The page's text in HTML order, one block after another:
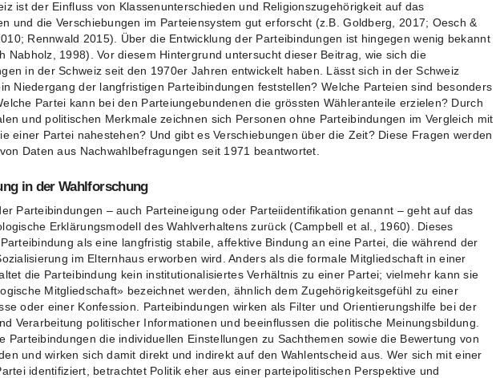
ist der Einfluss von Klassenunterschieden und Religionszugehörigkeit auf das
und die Verschiebungen im Parteiensystem gut erforscht (z.B. Goldberg, 2017; Oesch &
Rennwald 2015). Über die Entwicklung der Parteibindungen ist hingegen wenig bekannt
Nabholz, 1998). Vor diesem Hintergrund untersucht dieser Beitrag, wie sich die
in der Schweiz seit den 1970er Jahren entwickelt haben. Lässt sich in der Schweiz
Niedergang der langfristigen Parteibindungen feststellen? Welche Parteien sind besonders
Partei kann bei den Parteiungebundenen die grössten Wähleranteile erzielen? Durch
und politischen Merkmale zeichnen sich Personen ohne Parteibindungen im Vergleich mit
einer Partei nahestehen? Und gibt es Verschiebungen über die Zeit? Diese Fragen werden
Daten aus Nachwahlbefragungen seit 1971 beantwortet.
in der Wahlforschung
Parteibindungen – auch Parteineigung oder Parteiidentifikation genannt – geht auf das
Erklärungsmodell des Wahlverhaltens zurück (Campbell et al., 1960). Dieses
als eine langfristig stabile, affektive Bindung an eine Partei, die während der
im Elternhaus erworben wird. Anders als die formale Mitgliedschaft in einer
die Parteibindung kein institutionalisiertes Verhältnis zu einer Partei; vielmehr kann sie
Mitgliedschaft» bezeichnet werden, ähnlich dem Zugehörigkeitsgefühl zu einer
oder einer Konfession. Parteibindungen wirken als Filter und Orientierungshilfe bei der
Verarbeitung politischer Informationen und beeinflussen die politische Meinungsbildung.
Parteibindungen die individuellen Einstellungen zu Sachthemen sowie die Bewertung von
und wirken sich damit direkt und indirekt auf den Wahlentscheid aus. Wer sich mit einer
identifiziert, betrachtet Politik eher aus einer parteipolitischen Perspektive und